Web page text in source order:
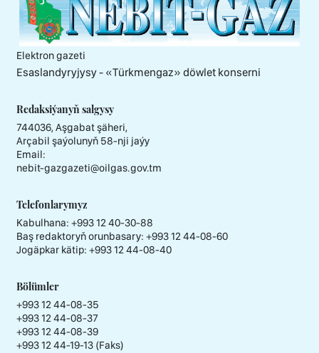
Elektron gazeti
Esaslandyryjysy - «Тürkmengaz» döwlet konserni
Redaksiýanyň salgysy
744036, Aşgabat şäheri,
Arçabil şaýolunyň 58-nji jaýy
Email:
nebit-gazgazeti@oilgas.gov.tm
Telefonlarymyz
Kabulhana: +993 12 40-30-88
Baş redaktoryň orunbasary: +993 12 44-08-60
Jogäpkar kätip: +993 12 44-08-40
Bölümler
+993 12 44-08-35
+993 12 44-08-37
+993 12 44-08-39
+993 12 44-19-13 (Faks)